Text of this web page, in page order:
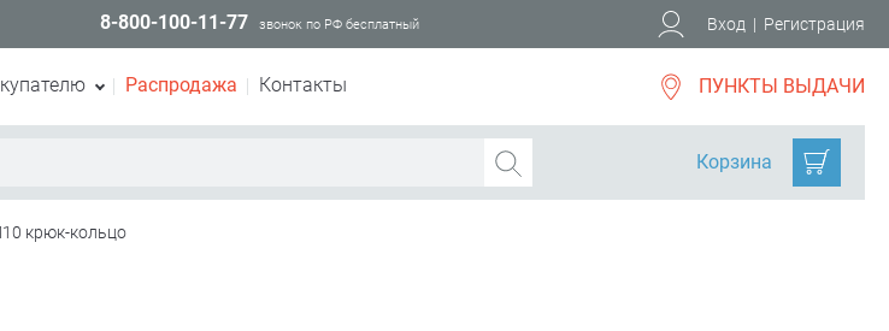
8-800-100-11-77 звонок по РФ бесплатный Вход | Регистрация
Распродажа Контакты ПУНКТЫ ВЫДАЧИ
Корзина
крюк-кольцо